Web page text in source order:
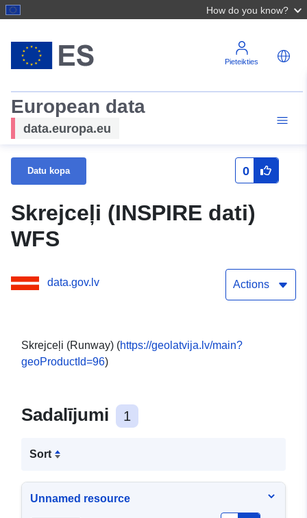
How do you know?
Pieteikties
European data
data.europa.eu
Datu kopa 0
Skrejceļi (INSPIRE dati)
WFS
data.gov.lv Actions
Skrejceļi (Runway) (https://geolatvija.lv/main?
geoProductId=96)
Sadalījumi 1
Sort
Unnamed resource